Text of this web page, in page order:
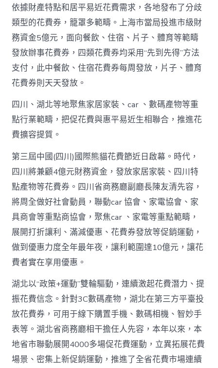
真
金
查
包
養
網
站
白
滅
花
費
_
中
國
網〉
中
依據財產特點和居平易近花費需求，各地發布了分歧
類型的花費券，籠罩多範疇。上海市當局投進市級財
務資金5億元，面向餐飲、住宿、片子、體育等範疇
發放辦事花費券，四類花費券均采用“先到先得”方法
支付，此中餐飲、住宿花費券每周發放，片子、體育
花費券則天天發放。
四川、湖北等地聚焦家居家裝、car 、數碼產物等重
點行業範疇，把促花費與惠平易近生相聯合，推進花
費擴容提質。
第三屆中國(四川)國際熊貓花費節近日啟幕。時代，
四川將兼顧4億元財務資金，發放家居家裝、四川特
點產物等花費券。四川省商務廳副廳長陳友清先容，
將周全做好社會動員，聯動car 協會、家電協會、家
具商會等重點商協會，聚焦car 、家電等重點範疇，
展開打折讓利、滿減優惠、花費券發放等促銷運動，
做到優惠力度全年最年夜，讓利範圍達10億元，讓花
費者實在享用優惠。
湖北以“政策+運動”雙輪驅動，連續激起花費潛力、提
振花費信念。針對3C數碼產物，湖北在第三方平臺投
放花費券，可用于線下購置手機、數碼相機、智妙手
表等。湖北省商務廳相干擔任人先容，本年以來，本
地省市聯動展開4000多場促花費運動，立異拓展花費
場景、密集上新促銷運動，推進了全省花費市場連續